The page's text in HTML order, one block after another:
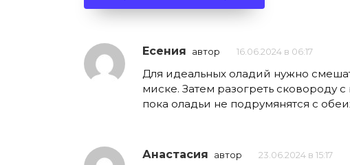
Есения автор 16.06.2024 в 06:17
Для идеальных оладий нужно
миске. Затем разогреть сковороду
пока оладьи не подрумянятся с
Анастасия автор 23.06.2024 в 15:17